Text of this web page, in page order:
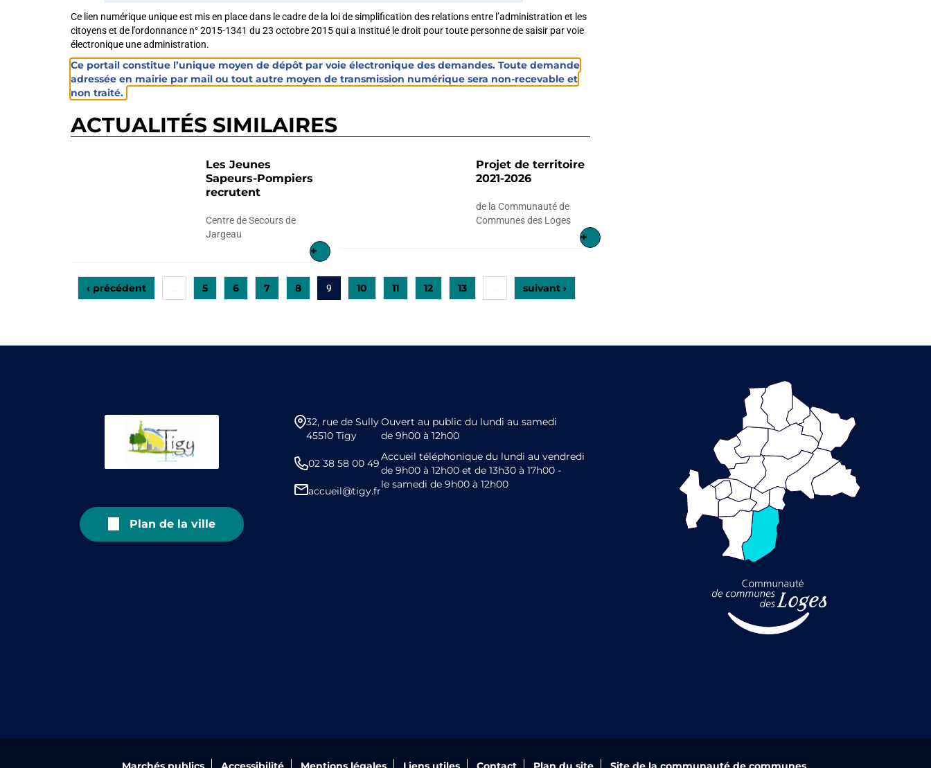
Ce lien numérique unique est mis en place dans le cadre de la loi de simplification des relations entre l’administration et les
citoyens et de l’ordonnance n° 2015-1341 du 23 octobre 2015 qui a institué le droit pour toute personne de saisir par voie
électronique une administration.
Ce portail constitue l’unique moyen de dépôt par voie électronique des demandes. Toute demande
adressée en mairie par mail ou tout autre moyen de transmission numérique sera non-recevable et
non traité.
ACTUALITÉS SIMILAIRES
Les Jeunes
Sapeurs-Pompiers
recrutent
Centre de Secours de
Jargeau
+
Projet de territoire
2021-2026
de la Communauté de
Communes des Loges
+
‹ précédent 5 6 7 8 9 10 11 12 13 suivant ›
Plan de la ville
32, rue de Sully
45510 Tigy
02 38 58 00 49
accueil@tigy.fr
Ouvert au public du lundi au samedi
de 9h00 à 12h00
Accueil téléphonique du lundi au vendredi
de 9h00 à 12h00 et de 13h30 à 17h00 -
le samedi de 9h00 à 12h00